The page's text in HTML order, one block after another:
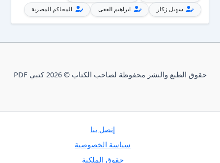
سهيل زكار
ابراهيم الفقى المحاكم المصرية
حقوق الطبع والنشر محفوظة لصاحب الكتاب © 2026 كتبي PDF
إتصل بنا
سياسة الخصوصية
حقوق الملكية